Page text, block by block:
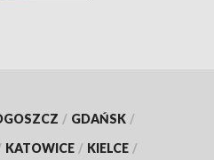
/ GDAŃSK /
KATOWICE / KIELCE /